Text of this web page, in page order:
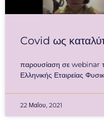
Covid ως
παρουσίαση σε webinar
Ελληνικής Εταιρείας
22 Μαΐου, 2021